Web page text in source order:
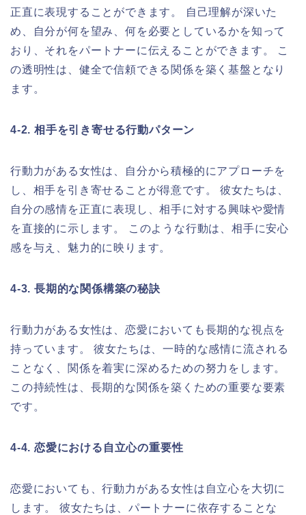
正直に表現することができます。 自己理解が深いた
め、自分が何を望み、何を必要としているかを知って
おり、それをパートナーに伝えることができます。 こ
の透明性は、健全で信頼できる関係を築く基盤となり
ます。
4-2. 相手を引き寄せる行動パターン
行動力がある女性は、自分から積極的にアプローチを
し、相手を引き寄せることが得意です。 彼女たちは、
自分の感情を正直に表現し、相手に対する興味や愛情
を直接的に示します。 このような行動は、相手に安心
感を与え、魅力的に映ります。
4-3. 長期的な関係構築の秘訣
行動力がある女性は、恋愛においても長期的な視点を
持っています。 彼女たちは、一時的な感情に流される
ことなく、関係を着実に深めるための努力をします。
この持続性は、長期的な関係を築くための重要な要素
です。
4-4. 恋愛における自立心の重要性
恋愛においても、行動力がある女性は自立心を大切に
します。 彼女たちは、パートナーに依存することな